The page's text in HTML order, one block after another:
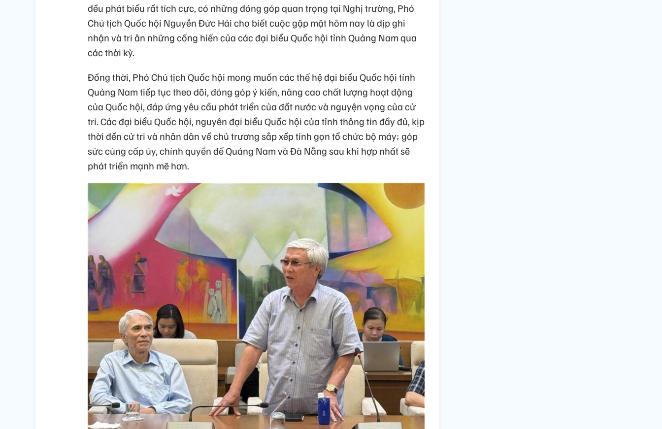
đều phát biểu rất tích cực, có những đóng góp quan trọng tại Nghị trường, Phó
Chủ tịch Quốc hội Nguyễn Đức Hải cho biết cuộc gặp mặt hôm nay là dịp ghi
nhận và tri ân những cống hiến của các đại biểu Quốc hội tỉnh Quảng Nam qua
các thời kỳ.
Đồng thời, Phó Chủ tịch Quốc hội mong muốn các thế hệ đại biểu Quốc hội tỉnh
Quảng Nam tiếp tục theo dõi, đóng góp ý kiến, nâng cao chất lượng hoạt động
của Quốc hội, đáp ứng yêu cầu phát triển của đất nước và nguyện vọng của cử
tri. Các đại biểu Quốc hội, nguyên đại biểu Quốc hội của tỉnh thông tin đầy đủ, kịp
thời đến cử tri và nhân dân về chủ trương sắp xếp tinh gọn tổ chức bộ máy; góp
sức cùng cấp ủy, chính quyền để Quảng Nam và Đà Nẵng sau khi hợp nhất sẽ
phát triển mạnh mẽ hơn.